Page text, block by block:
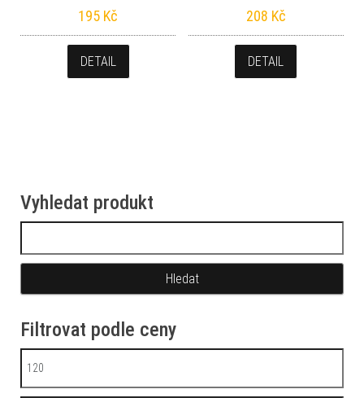
195 Kč
DETAIL
208 Kč
DETAIL
Vyhledat produkt
Filtrovat podle ceny
Minimální cena